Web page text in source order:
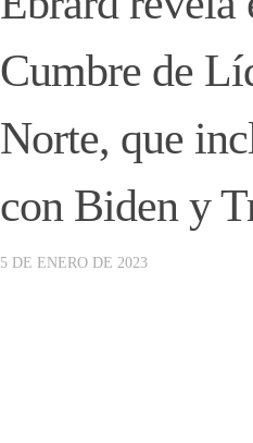
Cumbre de
Norte, que
con Biden y
5 DE ENERO DE 2023